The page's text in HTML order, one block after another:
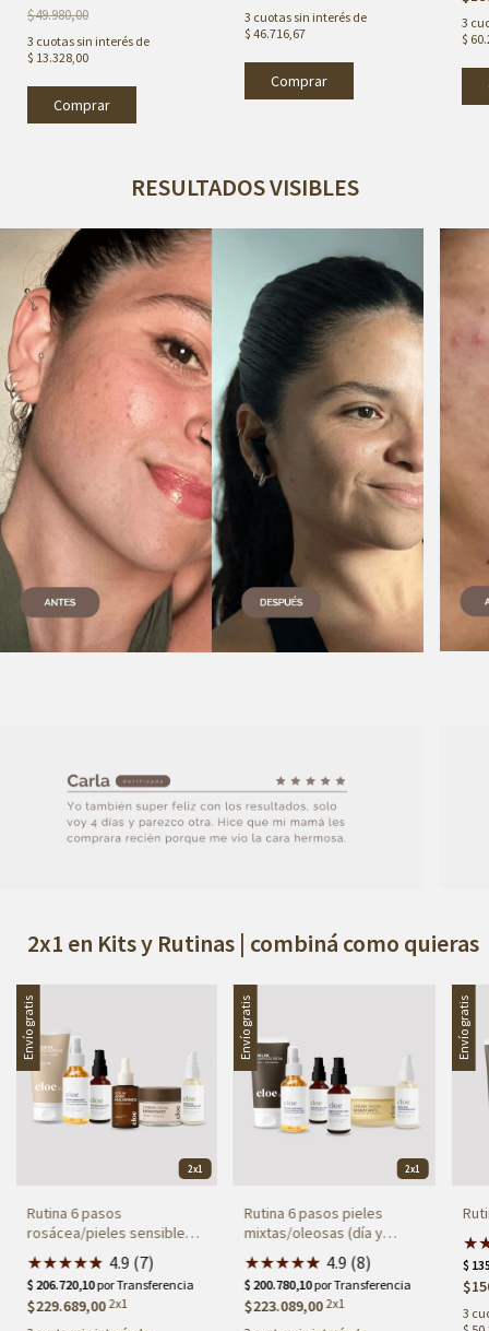
$49.980,00
3 cuotas sin interés de
$ 13.328,00
3 cuotas sin interés de
$ 46.716,67
3
$
RESULTADOS VISIBLES
2x1 en Kits y Rutinas | combiná como quieras
Envío gratis
2x1
Rutina 6 pasos
rosácea/pieles sensibles
(día y noche)
★★★★★
★ 4.9 (7)
$229.689,002x1
Envío gratis
2x1
Rutina 6 pasos pieles
mixtas/oleosas (día y
noche)
★★★★★
★ 4.9 (8)
$223.089,002x1
Envío gratis
★
3